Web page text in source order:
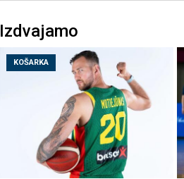
Izdvajamo
KOŠARKA